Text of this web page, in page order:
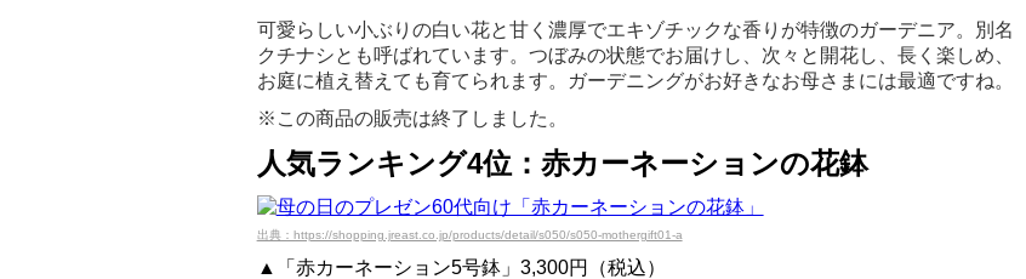
可愛らしい小ぶりの白い花と甘く濃厚でエキゾチックな香りが特徴のガーデニア。別名
クチナシとも呼ばれています。つぼみの状態でお届けし、次々と開花し、長く楽しめ、
お庭に植え替えても育てられます。ガーデニングがお好きなお母さまには最適ですね。
※この商品の販売は終了しました。
人気ランキング4位：赤カーネーションの花鉢
出典：https://shopping.jreast.co.jp/products/detail/s050/s050-mothergift01-a
▲「赤カーネーション5号鉢」3,300円（税込）